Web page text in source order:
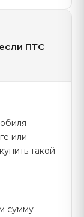
ПТС
или
такой
сумму